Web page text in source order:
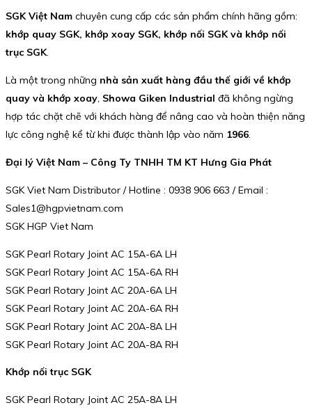
SGK Việt Nam chuyên cung cấp các sản phẩm chính hãng gồm:
khớp quay SGK, khớp xoay SGK, khớp nối SGK và khớp nối
trục SGK.
Là một trong những nhà sản xuất hàng đầu thế giới về khớp
quay và khớp xoay, Showa Giken Industrial đã không ngừng
hợp tác chặt chẽ với khách hàng để nâng cao và hoàn thiện năng
lực công nghệ kể từ khi được thành lập vào năm 1966.
Đại lý Việt Nam – Công Ty TNHH TM KT Hưng Gia Phát
SGK Viet Nam Distributor / Hotline : 0938 906 663 / Email :
Sales1@hgpvietnam.com
SGK HGP Viet Nam
SGK Pearl Rotary Joint AC 15A-6A LH
SGK Pearl Rotary Joint AC 15A-6A RH
SGK Pearl Rotary Joint AC 20A-6A LH
SGK Pearl Rotary Joint AC 20A-6A RH
SGK Pearl Rotary Joint AC 20A-8A LH
SGK Pearl Rotary Joint AC 20A-8A RH
Khớp nối trục SGK
SGK Pearl Rotary Joint AC 25A-8A LH